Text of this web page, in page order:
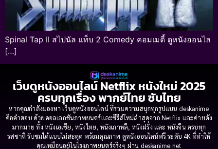
Spinal Tap II สไปนัล แท็บ 2 Comedy คอมเมดี้ ดูหนังออนไล
[…]
เว็บดูหนังออนไลน์ Netflix หนังใหม่ 2025
ครบทุกเรื่อง พากย์ไทย ซับไทย
หากคุณกำลังมองหา เว็บดูหนังออนไลน์ ที่รวมความสนุกทุกรูปแบบ deskanime
คือคำตอบ ด้วยคอลเลกชันภาพยนตร์และซีรีส์ใหม่ล่าสุดจาก Netflix และค่ายดัง
มากมาย ทั้ง หนังเอเชีย, หนังไทย, หนังเกาหลี, หนังฝรั่ง และ หนังจีน ครบทุก
รสชาติ รับชมได้แบบไม่สะดุด พร้อมคุณภาพ ดูหนังออนไลน์ฟรี ระดับ 4K ที่ทำให้
คุณเหมือนอยู่ในโรงภาพยนตร์จริงๆ ผ่าน deskanime.net